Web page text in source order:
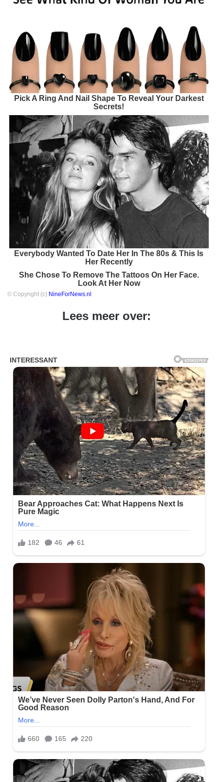
Pick A Ring And Nail Shape To Reveal Your Darkest
Secrets!
Everybody Wanted To Date Her In The 80s & This Is
Her Recently
She Chose To Remove The Tattoos On Her Face.
Look At Her Now
© Copyright (c) NineForNews.nl
Lees meer over: